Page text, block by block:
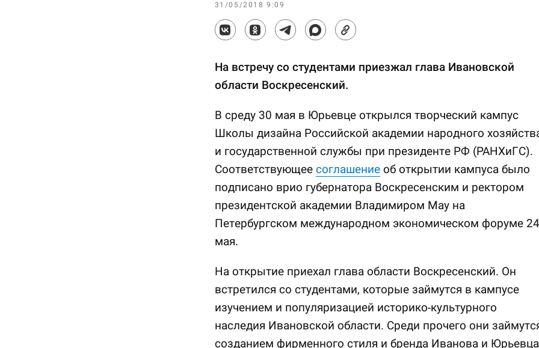
31/05/2018 9:09
На встречу со студентами приезжал глава Ивановской
области Воскресенский.
В среду 30 мая в Юрьевце открылся творческий кампус
Школы дизайна Российской академии народного
и государственной службы при президенте РФ (РАНХиГС).
Соответствующее соглашениеоб открытии кампуса было
подписано врио губернатора Воскресенским и ректором
президентской академии Владимиром Мау на
Петербургском международном экономическом форуме 24
мая.
На открытие приехал глава области Воскресенский. Он
встретился со студентами, которые займутся в кампусе
изучением и популяризацией историко-культурного
наследия Ивановской области. Среди прочего они
созданием фирменного стиля и бренда Иванова и